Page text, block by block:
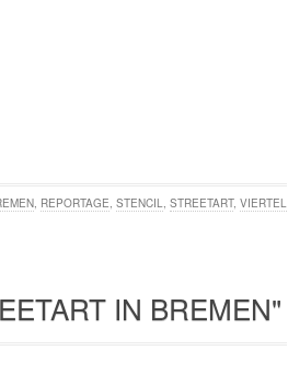
, REPORTAGE, STENCIL, STREETART, VIERTEL
IN BREMEN"